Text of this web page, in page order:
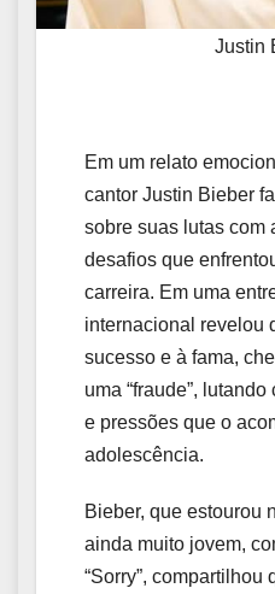
Justin
Em um relato
cantor Justin Bieber
sobre suas lutas com
desafios que
carreira. Em uma
internacional revelou
sucesso e à fama,
uma “fraude”,
e pressões que o
adolescência.
Bieber, que estourou
ainda muito jovem,
“Sorry”, compartilhou